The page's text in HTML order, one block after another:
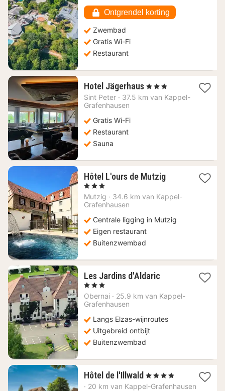
€
Ontgrendel korting
Zwembad
Gratis Wi-Fi
Restaurant
Hotel Jägerhaus 1
nacht
, 3 Sterren
Sint Peter · 37.5 km van Kappel-
Grafenhausen
Gratis Wi-Fi
Restaurant
Sauna
Hôtel L'ours de Mutzig1
vanaf
95
, 3 Sterren
Mutzig · 34.6 km van Kappel-
Grafenhausen
Centrale ligging in Mutzig
Eigen restaurant
Buitenzwembad
Les Jardins d'Aldaric1
vanaf
89,86
, 3 Sterren
Obernai · 25.9 km van Kappel-
Grafenhausen
Langs Elzas-wijnroutes
Uitgebreid ontbijt
Buitenzwembad
Hôtel de l'Illwald 1
nacht
, 4 Sterren
· 20 km van Kappel-Grafenhausen